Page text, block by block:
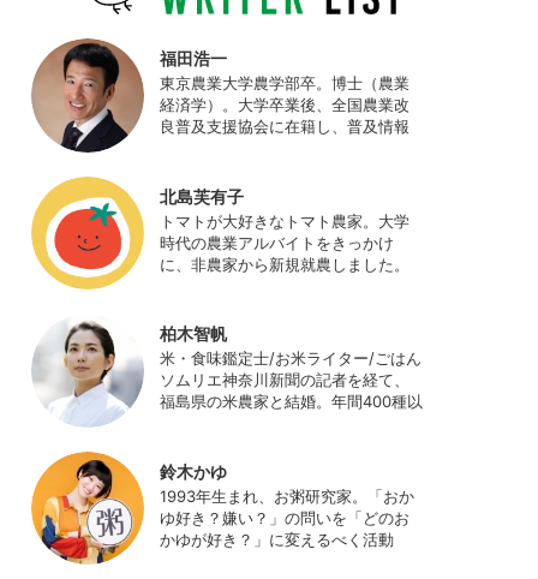
福田浩一
東京農業大学農学部卒。博士（農業
経済学）。大学卒業後、全国農業改
良普及支援協会に在籍し、普及情報
（元情報部長）。2011年に株式会社
日本農業サポート研究所を創業し、
海外のICT利用の実証試験や農産物輸
出などに関わった。主にスマート農
業の実証試験やコンサルなどに携わ
http://www.ijas.co.jp/
北島芙有子
トマトが大好きなトマト農家。大学
時代の農業アルバイトをきっかけ
に、非農家から新規就農しました。
最近はWeb関連の仕事も始め、半農
半Xの生活。
柏木智帆
米・食味鑑定士/お米ライター/ごはん
ソムリエ神奈川新聞の記者を経て、
福島県の米農家と結婚。年間400種以
イベント、講演活動など、お米の魅
力を伝える活動を行っている。ま
た、4歳の娘の食事やお弁当づくりを
通して、食育にも目を向けている。
プロフィール写真 ©杉山晃造
鈴木かゆ
1993年生まれ、お粥研究家。「おか
ゆ好き？嫌い？」の問いを「どのお
かゆが好き？」に変えるべく活動